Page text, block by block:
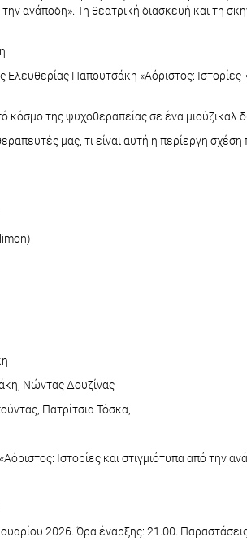
την ανάποδη». Τη θεατρική διασκευή και
Παπουτσάκη «Αόριστος:
κόσμο της ψυχοθεραπείας σε ένα μιούζικαλ
μας, τι είναι αυτή η περίεργη
Νώντας Δουζίνας
Πατρίτσια Τόσκα,
Ιστορίες και στιγμιότυπα από την
2026. Ώρα έναρξης: 21.00.